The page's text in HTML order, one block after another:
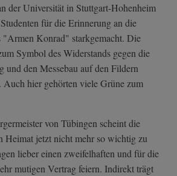
der Universität in Stuttgart-Hohenheim
für die Erinnerung an die
"Armen Konrad" starkgemacht. Die
Symbol des Widerstands gegen die
und den Messebau auf den Fildern
Auch hier gehörten viele Grüne zum
von Tübingen scheint die
Heimat jetzt nicht mehr so wichtig zu
lieber einen zweifelhaften und für die
mutigen Vertrag feiern. Indirekt trägt